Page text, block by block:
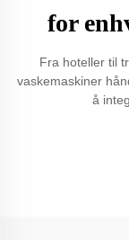
for
Fra hoteller til
vaskemaskiner
å